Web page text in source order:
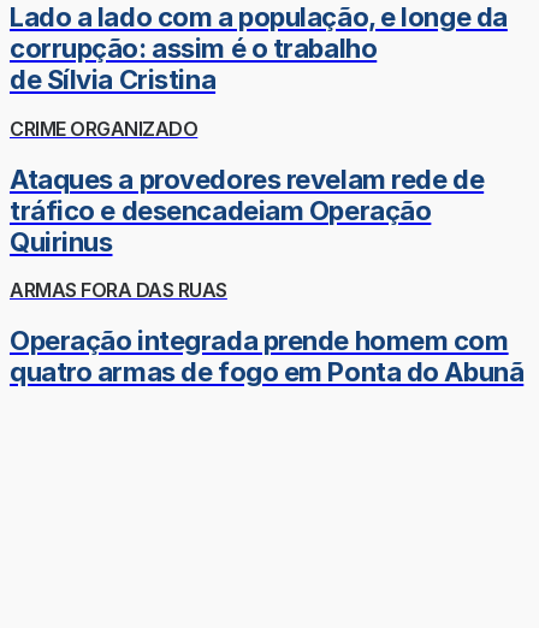
Lado a lado com a população, e longe da
corrupção: assim é o trabalho
de Sílvia Cristina
CRIME ORGANIZADO
Ataques a provedores revelam rede de
tráfico e desencadeiam Operação
Quirinus
ARMAS FORA DAS RUAS
Operação integrada prende homem com
quatro armas de fogo em Ponta do Abunã